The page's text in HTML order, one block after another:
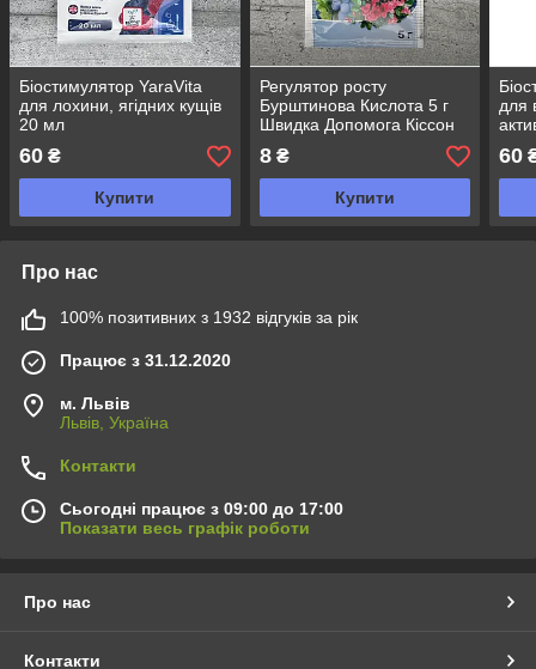
Біостимулятор YaraVita
для лохини, ягідних кущів
20 мл
60 ₴
Купити
Регулятор росту
Бурштинова Кислота 5 г
Швидка Допомога Кіссон
8₴
Купити
для
60
Про нас
100% позитивних з 1932 відгуків за рік
Працює з 31.12.2020
м. Львів
Львів, Україна
Контакти
Сьогодні працює з 09:00 до 17:00
Показати весь графік роботи
Про нас
Контакти